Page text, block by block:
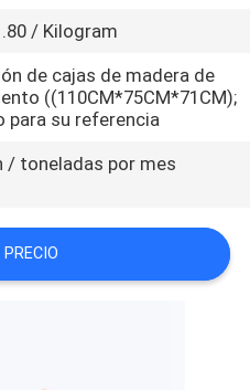
/ Kilogram
de cajas de madera de
((110CM*75CM*71CM);
para su referencia
/ toneladas por mes